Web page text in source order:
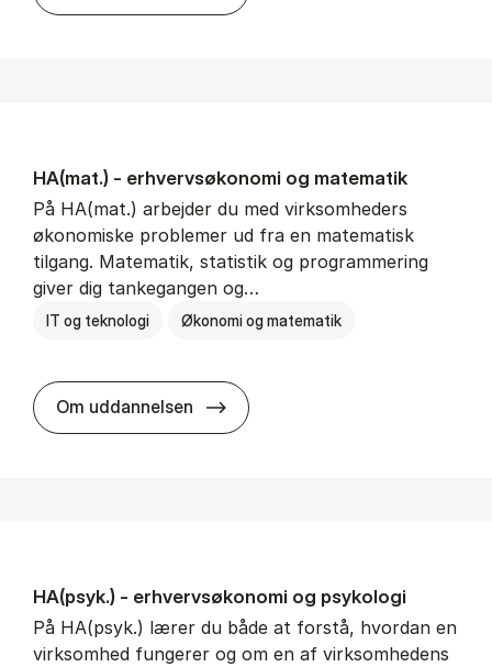
HA(mat.) - erhvervs­økonomi og ma­te­ma­tik
På HA(mat.) arbejder du med virksomheders
økonomiske problemer ud fra en matematisk
tilgang. Matematik, statistik og programmering
giver dig tankegangen og…
IT og teknologi Økonomi og matematik
Om uddannelsen HA(mat.) - erhvervs­økonomi og
HA(psyk.) - erhvervs­økonomi og psy­ko­lo­gi
På HA(psyk.) lærer du både at forstå, hvordan en
virksomhed fungerer og om en af virksomhedens